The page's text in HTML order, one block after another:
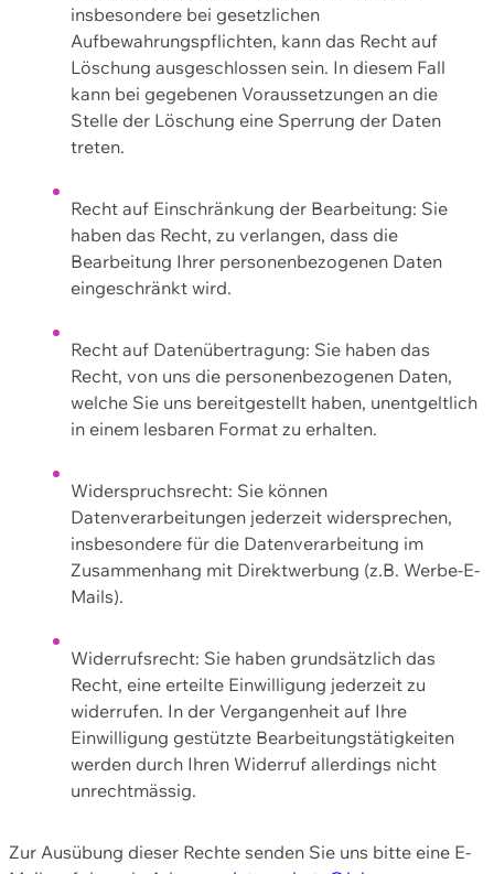
insbesondere bei gesetzlichen
Aufbewahrungspflichten, kann das Recht auf
Löschung ausgeschlossen sein. In diesem Fall
kann bei gegebenen Voraussetzungen an die
Stelle der Löschung eine Sperrung der Daten
treten.
Recht auf Einschränkung der Bearbeitung: Sie
haben das Recht, zu verlangen, dass die
Bearbeitung Ihrer personenbezogenen Daten
eingeschränkt wird.
Recht auf Datenübertragung: Sie haben das
Recht, von uns die personenbezogenen Daten,
welche Sie uns bereitgestellt haben, unentgeltlich
in einem lesbaren Format zu erhalten.
Widerspruchsrecht: Sie können
Datenverarbeitungen jederzeit widersprechen,
insbesondere für die Datenverarbeitung im
Zusammenhang mit Direktwerbung (z.B. Werbe-E-
Mails).
Widerrufsrecht: Sie haben grundsätzlich das
Recht, eine erteilte Einwilligung jederzeit zu
widerrufen. In der Vergangenheit auf Ihre
Einwilligung gestützte Bearbeitungstätigkeiten
werden durch Ihren Widerruf allerdings nicht
unrechtmässig.
Zur Ausübung dieser Rechte senden Sie uns bitte eine E-